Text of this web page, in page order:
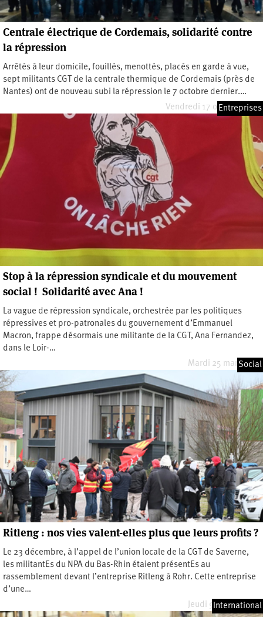
Centrale électrique de Cordemais, solidarité contre
la répression
Arrêtés à leur domicile, fouillés, menottés, placés en garde à vue,
sept militants CGT de la centrale thermique de Cordemais (près de
Nantes) ont de nouveau subi la répression le 7 octobre dernier.…
Vendredi 17 octobre 2025
Entreprises
Stop à la répression syndicale et du mouvement
social ! Solidarité avec Ana !
La vague de répression syndicale, orchestrée par les politiques
répressives et pro-patronales du gouvernement d’Emmanuel
Macron, frappe désormais une militante de la CGT, Ana Fernandez,
dans le Loir-…
Mardi 25 mars 2025
Social
Ritleng : nos vies valent-elles plus que leurs profits ?
Le 23 décembre, à l’appel de l’union locale de la CGT de Saverne,
les militantEs du NPA du Bas-Rhin étaient présentEs au
rassemblement devant l’entreprise Ritleng à Rohr. Cette entreprise
d’une…
Jeudi 9 janvier 2025
International